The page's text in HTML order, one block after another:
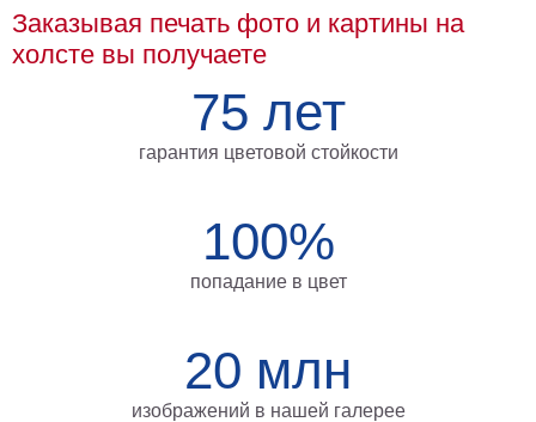
Мотивирующие
Города
Заказывая печать фото и картины на
холсте вы получаете
75 лет
гарантия цветовой стойкости
100%
попадание в цвет
20 млн
изображений в нашей галерее